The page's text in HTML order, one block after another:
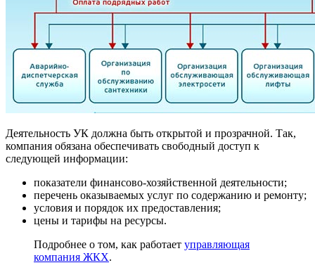
Деятельность УК должна быть открытой и прозрачной. Так,
компания обязана обеспечивать свободный доступ к
следующей информации:
показатели финансово-хозяйственной деятельности;
перечень оказываемых услуг по содержанию и ремонту;
условия и порядок их предоставления;
цены и тарифы на ресурсы.
Подробнее о том, как работает управляющая
компания ЖКХ.